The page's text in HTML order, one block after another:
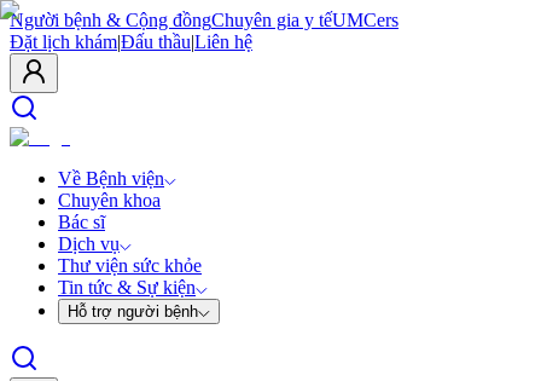
Người bệnh & Cộng đồngChuyên gia y tếUMCers
Đặt lịch khám|Đấu thầu|Liên hệ
Về Bệnh viện
Chuyên khoa
Bác sĩ
Dịch vụ
Thư viện sức khỏe
Tin tức & Sự kiện
Hỗ trợ người bệnh